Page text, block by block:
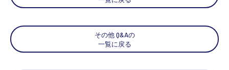
その他 Q&Aの
一覧に戻る